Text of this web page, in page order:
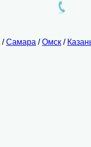
/Самара /Омск /